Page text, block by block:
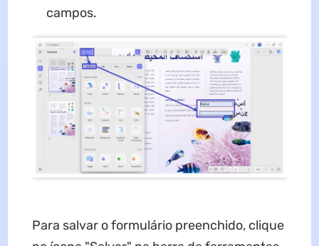
campos.
Para salvar o formulário preenchido, clique